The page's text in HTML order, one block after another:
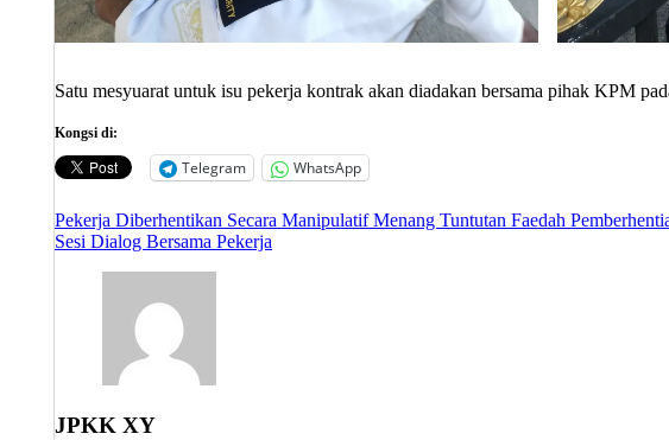
Satu mesyuarat untuk isu pekerja kontrak akan diadakan bersama pihak KPM
Kongsi di:
Telegram WhatsApp
Post
navigation
Pekerja Diberhentikan Secara Manipulatif Menang Tuntutan Faedah
Sesi Dialog Bersama Pekerja
JPKK XY